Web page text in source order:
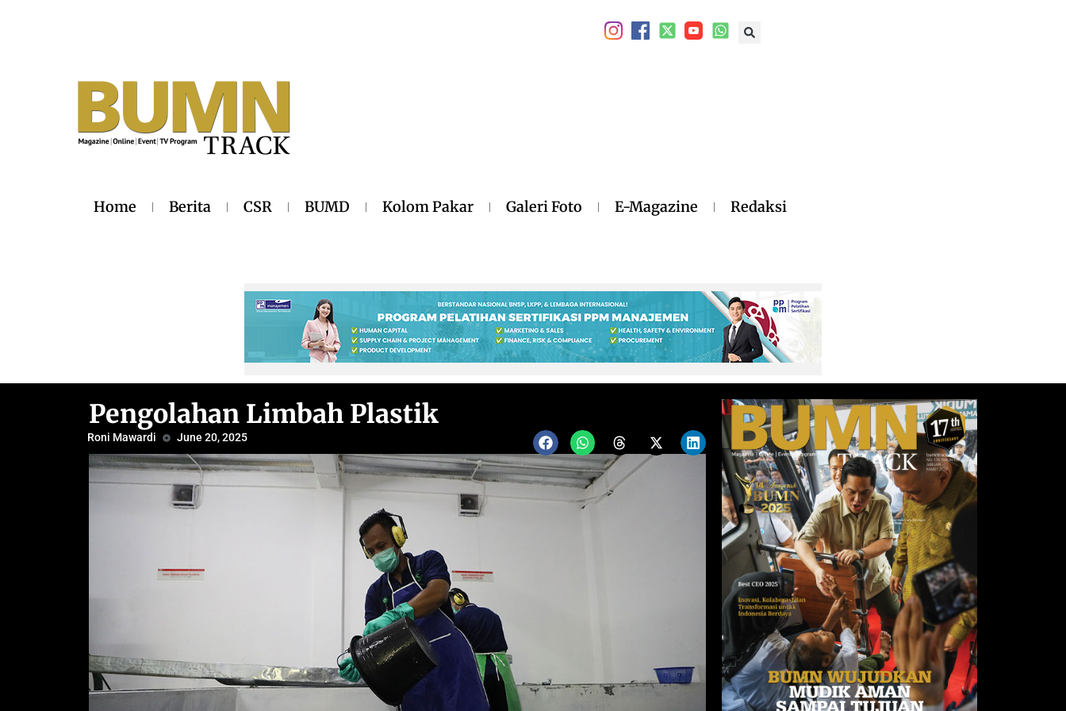
Home Berita CSR BUMD Kolom Pakar Galeri Foto E-Magazine Redaksi
Pengolahan Limbah Plastik
Roni Mawardi June 20, 2025